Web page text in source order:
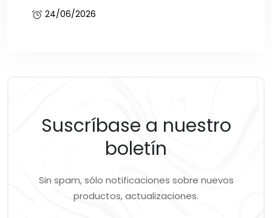
24/06/2026
Suscríbase a nuestro
boletín
Sin spam, sólo notificaciones sobre nuevos
productos, actualizaciones.